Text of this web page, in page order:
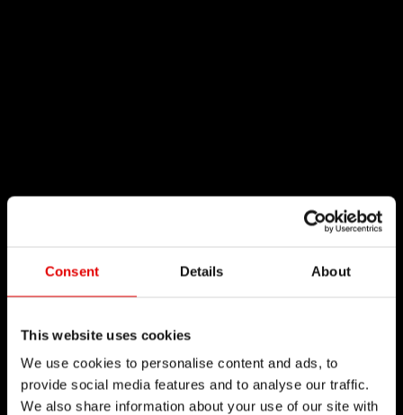
Consent Details About
This website uses cookies
We use cookies to personalise content and ads, to
provide social media features and to analyse our traffic.
We also share information about your use of our site with